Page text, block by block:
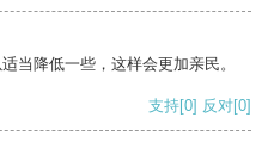
当降低一些，这样会更加亲民。
支持[0] 反对[0]